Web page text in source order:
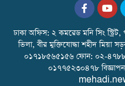
ঢাকা অফিস: ২ কমরেড মনি সিং
ভিলা, বীর মুক্তিযোদ্ধা শহীদ মিয়া
০১৭১৮৫৬৫১৫৬ ফোন: ০২-
০১৭৭৫২৩০৪৭৮